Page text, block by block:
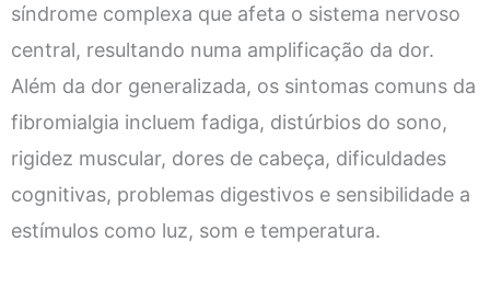
síndrome complexa que afeta o sistema nervoso
central, resultando numa amplificação da dor.
Além da dor generalizada, os sintomas comuns da
fibromialgia incluem fadiga, distúrbios do sono,
rigidez muscular, dores de cabeça, dificuldades
cognitivas, problemas digestivos e sensibilidade a
estímulos como luz, som e temperatura.